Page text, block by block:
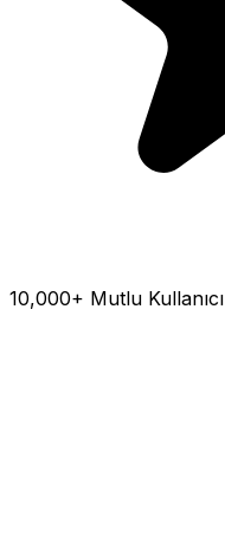
10,000+ Mutlu Kullanıcı